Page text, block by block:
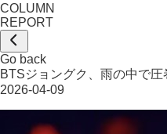
COLUMN
REPORT
Go back
BTSジョングク、雨の中で
2026-04-09